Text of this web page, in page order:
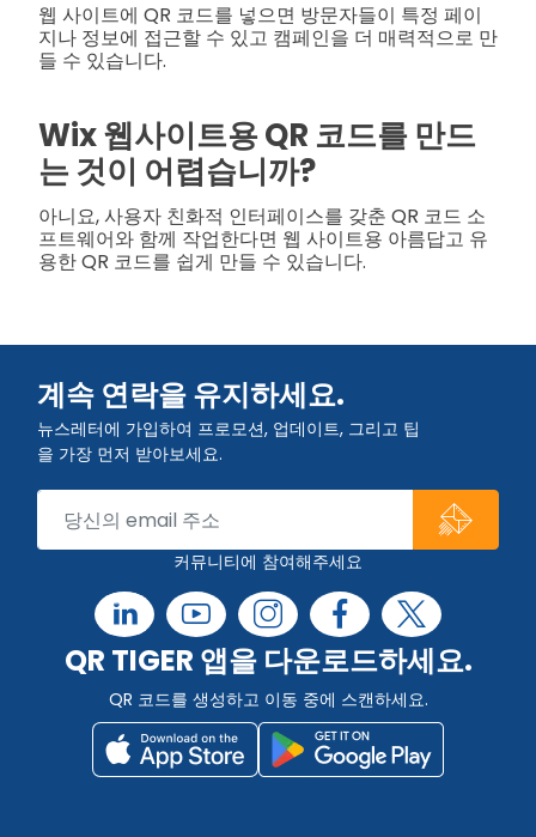
웹 사이트에 QR 코드를 넣으면 방문자들이 특정 페이
지나 정보에 접근할 수 있고 캠페인을 더 매력적으로 만
들 수 있습니다.
Wix 웹사이트용 QR 코드를 만드
는 것이 어렵습니까?
아니요, 사용자 친화적 인터페이스를 갖춘 QR 코드 소
프트웨어와 함께 작업한다면 웹 사이트용 아름답고 유
용한 QR 코드를 쉽게 만들 수 있습니다.
계속 연락을 유지하세요.
뉴스레터에 가입하여 프로모션, 업데이트, 그리고 팁
을 가장 먼저 받아보세요.
커뮤니티에 참여해주세요
QR TIGER 앱을 다운로드하세요.
QR 코드를 생성하고 이동 중에 스캔하세요.